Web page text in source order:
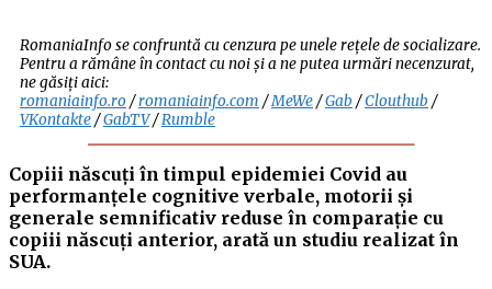
RomaniaInfo se confruntă cu cenzura pe unele rețele de socializare.
Pentru a rămâne în contact cu noi și a ne putea urmări necenzurat,
ne găsiți aici:
romaniainfo.ro/romaniainfo.com /MeWe/Gab /Clouthub /
VKontakte/GabTV/Rumble
Copiii născuți în timpul epidemiei Covid au
performanțele cognitive verbale, motorii și
generale semnificativ reduse în comparație cu
copiii născuți anterior, arată un studiu realizat în
SUA.